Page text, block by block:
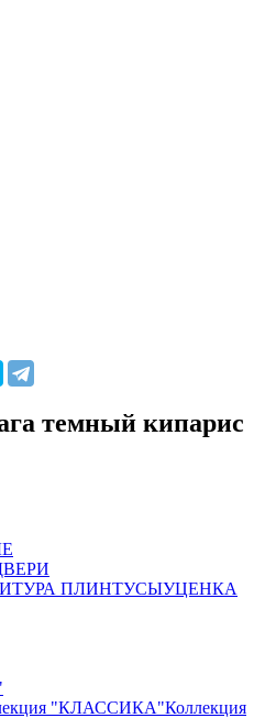
темный кипарис
ПЛИНТУСЫУЦЕНКА
"КЛАССИКА"Коллекция